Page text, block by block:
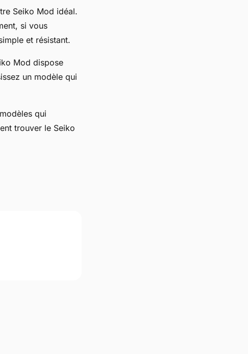
Seiko Mod idéal.
si vous
et résistant.
Mod dispose
un modèle qui
qui
trouver le Seiko